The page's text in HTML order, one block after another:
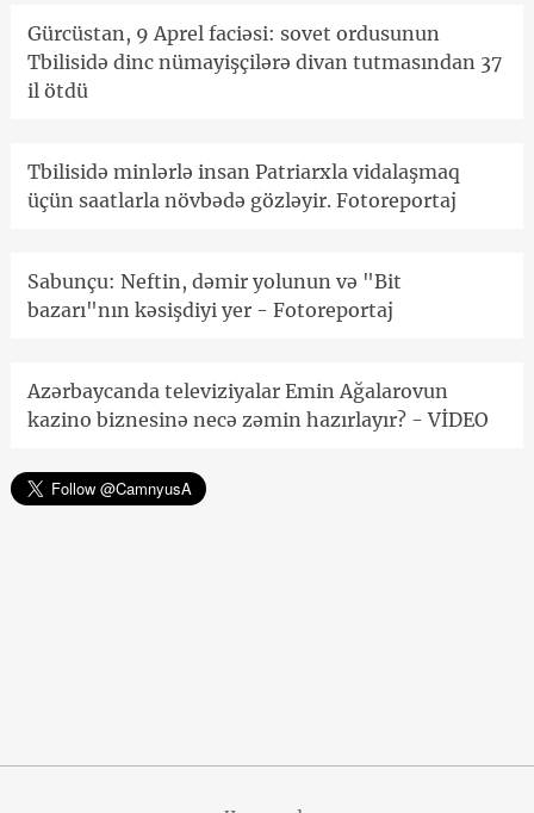
Gürcüstan, 9 Aprel faciəsi: sovet ordusunun
Tbilisidə dinc nümayişçilərə divan tutmasından 37
il ötdü
Tbilisidə minlərlə insan Patriarxla vidalaşmaq
üçün saatlarla növbədə gözləyir. Fotoreportaj
Sabunçu: Neftin, dəmir yolunun və "Bit
bazarı"nın kəsişdiyi yer - Fotoreportaj
Azərbaycanda televiziyalar Emin Ağalarovun
kazino biznesinə necə zəmin hazırlayır? - VİDEO